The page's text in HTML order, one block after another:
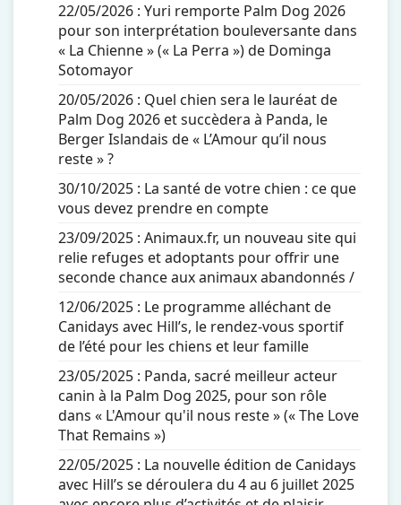
22/05/2026 : Yuri remporte Palm Dog 2026
pour son interprétation bouleversante dans
« La Chienne » (« La Perra ») de Dominga
Sotomayor
20/05/2026 : Quel chien sera le lauréat de
Palm Dog 2026 et succèdera à Panda, le
Berger Islandais de « L’Amour qu’il nous
reste » ?
30/10/2025 : La santé de votre chien : ce que
vous devez prendre en compte
23/09/2025 : Animaux.fr, un nouveau site qui
relie refuges et adoptants pour offrir une
seconde chance aux animaux abandonnés /
12/06/2025 : Le programme alléchant de
Canidays avec Hill’s, le rendez-vous sportif
de l’été pour les chiens et leur famille
23/05/2025 : Panda, sacré meilleur acteur
canin à la Palm Dog 2025, pour son rôle
dans « L'Amour qu'il nous reste » (« The Love
That Remains »)
22/05/2025 : La nouvelle édition de Canidays
avec Hill’s se déroulera du 4 au 6 juillet 2025